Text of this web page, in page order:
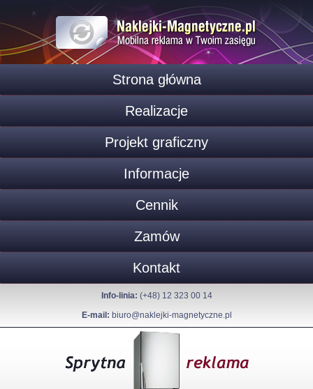
Strona główna
Realizacje
Projekt graficzny
Informacje
Cennik
Zamów
Kontakt
Info-linia: (+48) 12 323 00 14
E-mail: biuro@naklejki-magnetyczne.pl